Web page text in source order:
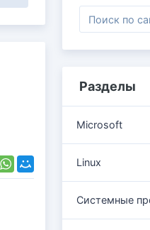
Разделы
Microsoft
Linux
Системные